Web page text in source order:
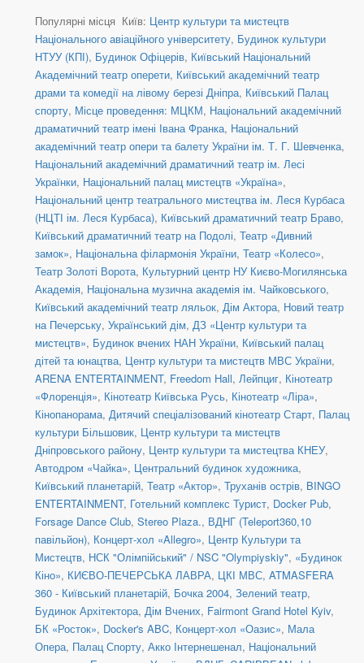
Популярні місця Київ: Центр культури та мистецтв
Національного авіаційного університету, Будинок культури
НТУУ (КПІ), Будинок Офіцерів, Київський Національний
Академічний театр оперети, Київський академічний театр
драми та комедії на лівому березі Дніпра, Київський Палац
спорту, Місце проведення: МЦКМ, Національний академічний
драматичний театр імені Івана Франка, Національний
академічний театр опери та балету України ім. Т. Г. Шевченка,
Національний академічний драматичний театр ім. Лесі
Українки, Національний палац мистецтв «Україна»,
Національний центр театрального мистецтва ім. Леся Курбаса
(НЦТІ ім. Леся Курбаса), Київський драматичний театр Браво,
Київський драматичний театр на Подолі, Театр «Дивний
замок», Національна філармонія України, Театр «Колесо»,
Театр Золоті Ворота, Культурний центр НУ Києво-Могилянська
Академія, Національна музична академія ім. Чайковського,
Київський академічний театр ляльок, Дім Актора, Новий театр
на Печерську, Український дім, ДЗ «Центр культури та
мистецтв», Будинок вчених НАН України, Київський палац
дітей та юнацтва, Центр культури та мистецтв МВС України,
ARENA ENTERTAINMENT, Freedom Hall, Лейпциг, Кінотеатр
«Флоренція», Кінотеатр Київська Русь, Кінотеатр «Ліра»,
Кінопанорама, Дитячий спеціалізований кінотеатр Старт, Палац
культури Більшовик, Центр культури та мистецтв
Дніпровського району, Центр культури та мистецтва КНЕУ,
Автодром «Чайка», Центральний будинок художника,
Київський планетарій, Театр «Актор», Труханів острів, BINGO
ENTERTAINMENT, Готельний комплекс Турист, Docker Pub,
Forsage Dance Club, Stereo Plaza., ВДНГ (Teleport360,10
павільйон), Концерт-хол «Allegro», Центр Культури та
Мистецтв, НСК "Олімпійський" / NSC "Olympiyskiy", «Будинок
Кіно», КИЄВО-ПЕЧЕРСЬКА ЛАВРА, ЦКІ МВС, ATMASFERA
360 - Київський планетарій, Бочка 2004, Зелений театр,
Будинок Архітектора, Дім Вчених, Fairmont Grand Hotel Kyiv,
БК «Росток», Docker's ABC, Концерт-хол «Оазис», Мала
Опера, Палац Спорту, Акко Інтернешенал, Національний